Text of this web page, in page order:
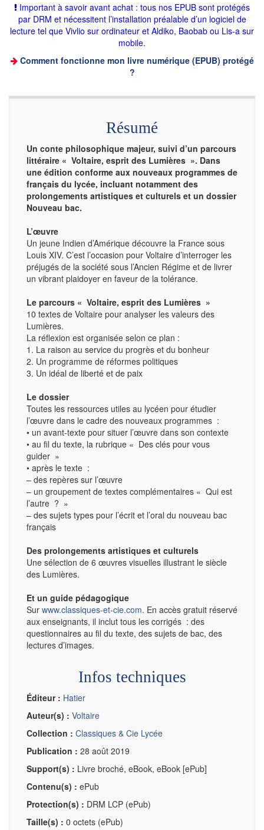
Important à savoir avant achat : tous nos EPUB sont protégés
par DRM et nécessitent l’installation préalable d’un logiciel de
lecture tel que Vivlio sur ordinateur et Aldiko, Baobab ou Lis-a sur
mobile.
Comment fonctionne mon livre numérique (EPUB) protégé
?
Résumé
Un conte philosophique majeur, suivi d’un parcours
littéraire « Voltaire, esprit des Lumières ». Dans
une édition conforme aux nouveaux programmes de
français du lycée, incluant notamment des
prolongements artistiques et culturels et un dossier
Nouveau bac.
L’œuvre
Un jeune Indien d’Amérique découvre la France sous
Louis XIV. C’est l’occasion pour Voltaire d’interroger les
préjugés de la société sous l’Ancien Régime et de livrer
un vibrant plaidoyer en faveur de la tolérance.
Le parcours « Voltaire, esprit des Lumières »
10 textes de Voltaire pour analyser les valeurs des
Lumières.
La réflexion est organisée selon ce plan :
1. La raison au service du progrès et du bonheur
2. Un programme de réformes politiques
3. Un idéal de liberté et de paix
Le dossier
Toutes les ressources utiles au lycéen pour étudier
l’œuvre dans le cadre des nouveaux programmes :
• un avant-texte pour situer l’œuvre dans son contexte
• au fil du texte, la rubrique « Des clés pour vous
guider »
• après le texte :
– des repères sur l’œuvre
– un groupement de textes complémentaires « Qui est
l’autre ? »
– des sujets types pour l’écrit et l’oral du nouveau bac
français
Des prolongements artistiques et culturels
Une sélection de 6 œuvres visuelles illustrant le siècle
des Lumières.
Et un guide pédagogique
Sur www.classiques-et-cie.com. En accès gratuit réservé
aux enseignants, il inclut tous les corrigés : des
questionnaires au fil du texte, des sujets de bac, des
lectures d’images.
Infos techniques
Éditeur : Hatier
Auteur(s) : Voltaire
Collection : Classiques & Cie Lycée
Publication : 28 août 2019
Support(s) : Livre broché, eBook, eBook [ePub]
Contenu(s) : ePub
Protection(s) : DRM LCP (ePub)
Taille(s) : 0 octets (ePub)